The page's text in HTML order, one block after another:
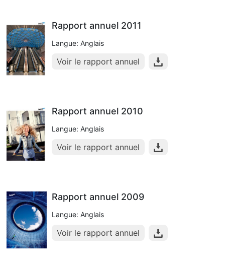
Rapport annuel 2011
Langue: Anglais
Voir le rapport annuel
Rapport annuel 2010
Langue: Anglais
Voir le rapport annuel
Rapport annuel 2009
Langue: Anglais
Voir le rapport annuel